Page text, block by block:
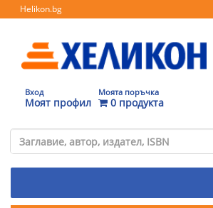
Helikon.bg
Вход
Моят профил
Моята поръчка
0 продукта